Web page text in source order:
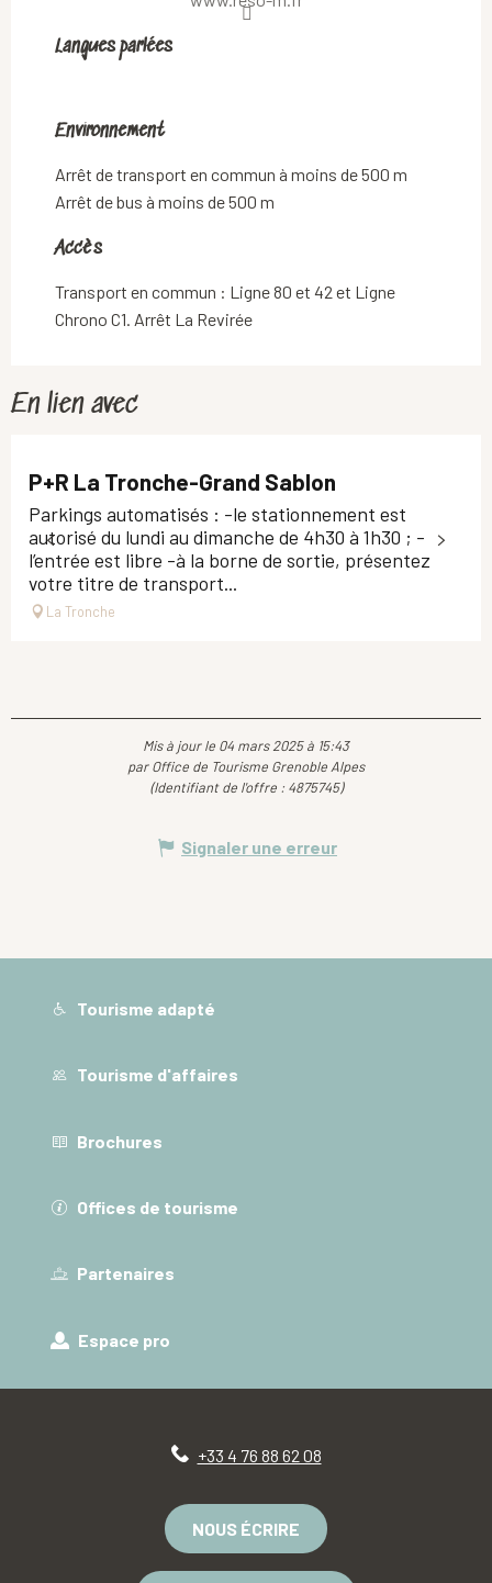
Langues parlées
Langues parlées
Environnement
Environnement
Arrêt de transport en commun à moins de 500 m
Arrêt de bus à moins de 500 m
Accès
Accès
Transport en commun : Ligne 80 et 42 et Ligne
Chrono C1. Arrêt La Revirée
En lien avec
P+R La Tronche-Grand Sablon
Parkings automatisés : -le stationnement est
autorisé du lundi au dimanche de 4h30 à 1h30 ; -
l’entrée est libre -à la borne de sortie, présentez
votre titre de transport...
La Tronche
Mis à jour le 04 mars 2025 à 15:43
par Office de Tourisme Grenoble Alpes
(Identifiant de l'offre : 4875745)
Signaler une erreur
Tourisme adapté
Tourisme d'affaires
Brochures
Offices de tourisme
Partenaires
Espace pro
+33 4 76 88 62 08
NOUS ÉCRIRE